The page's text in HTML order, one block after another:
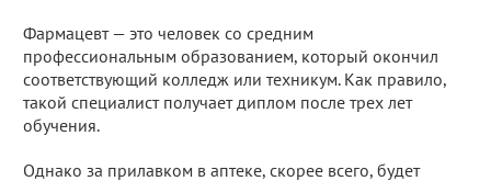
Фармацевт — это человек со средним
профессиональным образованием, который окончил
соответствующий колледж или техникум. Как правило,
такой специалист получает диплом после трех лет
обучения.
Однако за прилавком в аптеке, скорее всего, будет